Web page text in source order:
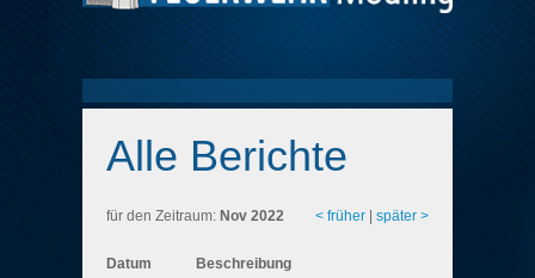
Alle Berichte
< früher später >
für den Zeitraum: Nov 2022
Datum
Beschreibung